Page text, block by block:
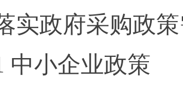
实政府采购政
中小企业政策